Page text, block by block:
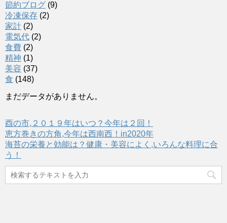
節約ブログ (9)
冷凍保存 (2)
家計 (2)
電気代 (2)
食費 (2)
精神 (1)
美容 (37)
食 (148)
まだデータがありません。
酉の市,２０１９年はいつ？今年は２回！
恵方巻きの方角,今年は西南西！in2020年
海苔の栄養と効能は？健康・美容によく,いろんな料理に合
う！